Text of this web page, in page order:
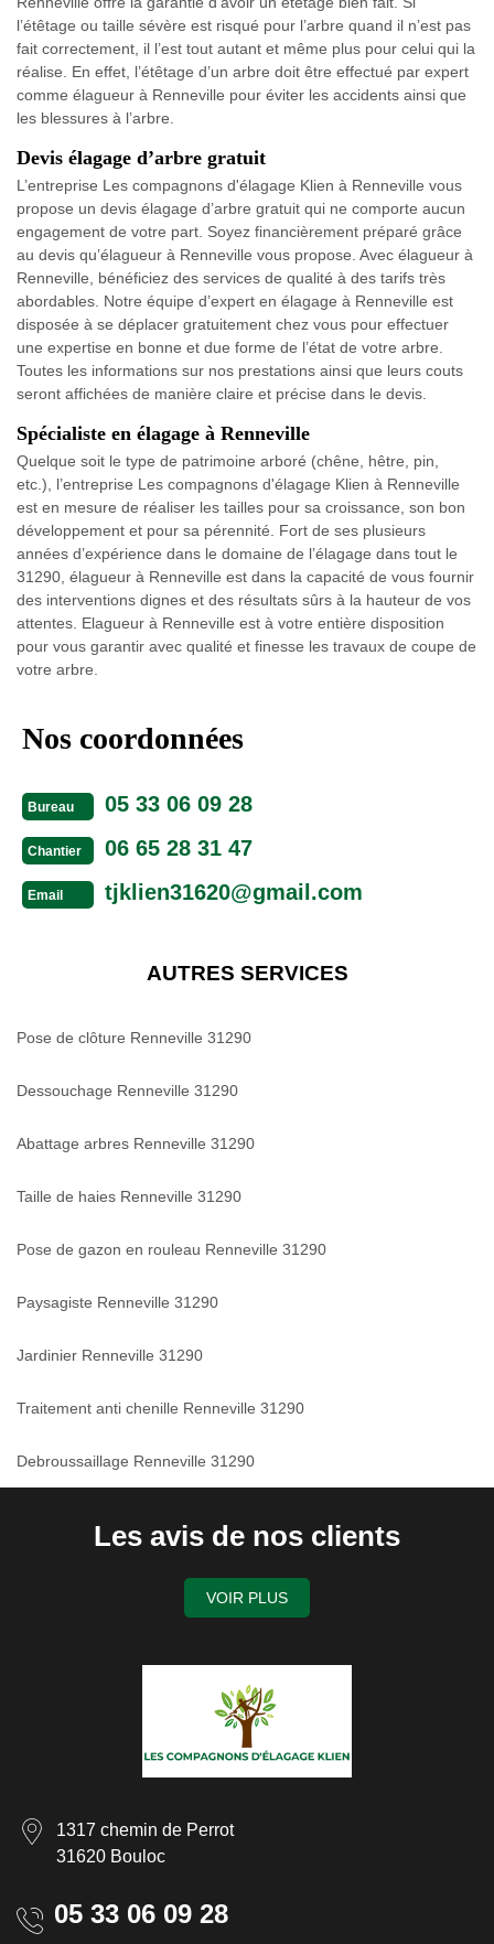
l’étêtage ou taille sévère est risqué pour l’arbre quand il n’est pas
fait correctement, il l’est tout autant et même plus pour celui qui la
réalise. En effet, l’étêtage d’un arbre doit être effectué par expert
comme élagueur à Renneville pour éviter les accidents ainsi que
les blessures à l’arbre.
Devis élagage d’arbre gratuit
L’entreprise Les compagnons d'élagage Klien à Renneville vous
propose un devis élagage d’arbre gratuit qui ne comporte aucun
engagement de votre part. Soyez financièrement préparé grâce
au devis qu’élagueur à Renneville vous propose. Avec élagueur à
Renneville, bénéficiez des services de qualité à des tarifs très
abordables. Notre équipe d’expert en élagage à Renneville est
disposée à se déplacer gratuitement chez vous pour effectuer
une expertise en bonne et due forme de l’état de votre arbre.
Toutes les informations sur nos prestations ainsi que leurs couts
seront affichées de manière claire et précise dans le devis.
Spécialiste en élagage à Renneville
Quelque soit le type de patrimoine arboré (chêne, hêtre, pin,
etc.), l’entreprise Les compagnons d'élagage Klien à Renneville
est en mesure de réaliser les tailles pour sa croissance, son bon
développement et pour sa pérennité. Fort de ses plusieurs
années d’expérience dans le domaine de l’élagage dans tout le
31290, élagueur à Renneville est dans la capacité de vous fournir
des interventions dignes et des résultats sûrs à la hauteur de vos
attentes. Elagueur à Renneville est à votre entière disposition
pour vous garantir avec qualité et finesse les travaux de coupe de
votre arbre.
Nos coordonnées
Bureau 05 33 06 09 28
Chantier 06 65 28 31 47
Email tjklien31620@gmail.com
AUTRES SERVICES
Pose de clôture Renneville 31290
Dessouchage Renneville 31290
Abattage arbres Renneville 31290
Taille de haies Renneville 31290
Pose de gazon en rouleau Renneville 31290
Paysagiste Renneville 31290
Jardinier Renneville 31290
Traitement anti chenille Renneville 31290
Debroussaillage Renneville 31290
Les avis de nos clients
VOIR PLUS
1317 chemin de Perrot
31620 Bouloc
05 33 06 09 28